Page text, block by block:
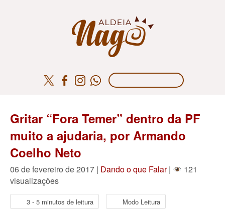
Gritar “Fora Temer” dentro da PF
muito a ajudaria, por Armando
Coelho Neto
06 de fevereiro de 2017 | Dando o que Falar|
121
visualizações
3 - 5 minutos de leitura Modo Leitura